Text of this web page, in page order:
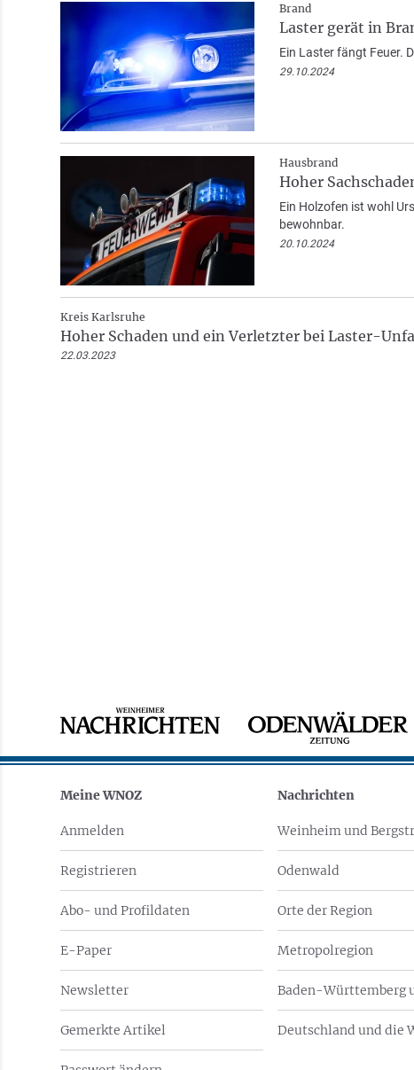
Brand
Laster gerät in
Ein Laster fängt Feuer.
29.10.2024
Hausbrand
Hoher
Ein Holzofen ist wohl
bewohnbar.
20.10.2024
Kreis Karlsruhe
Hoher Schaden und ein Verletzter bei Laster-
22.03.2023
Meine WNOZ
Anmelden
Registrieren
Abo- und Profildaten
E-Paper
Newsletter
Gemerkte Artikel
Nachrichten
Weinheim und
Odenwald
Orte der Region
Metropolregion
Baden-Württemberg
Deutschland und die